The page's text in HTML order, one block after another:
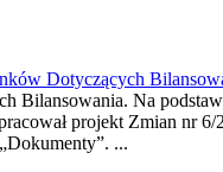
Dotyczących
Bilansowania. Na
projekt Zmian nr
...